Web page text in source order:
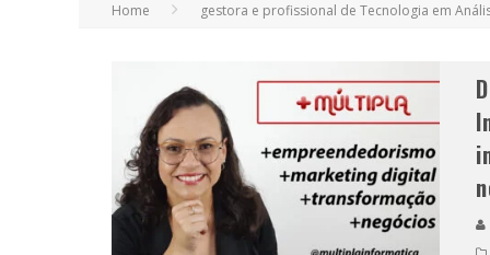
Home gestora e profissional de Tecnologia em